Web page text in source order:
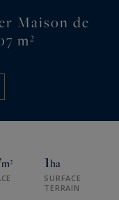
Maison de
m²
m² 1ha
SURFACE
TERRAIN